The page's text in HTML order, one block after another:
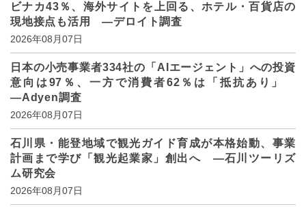
ビナカ43％、海外サイトを上回る、ホテル・百貨店の
現地接点も活用 ―デロイト調査
2026年08月07日
日本の小売事業者334社の「AIエージェント」への投資
意向は97％、一方で消費者62％は「抵抗あり」
―Adyen調査
2026年08月07日
石川県・能登地域で観光ガイド育成が本格始動、事業
計画まで学び「観光起業家」創出へ ―石川ツーリズ
ム研究会
2026年08月07日